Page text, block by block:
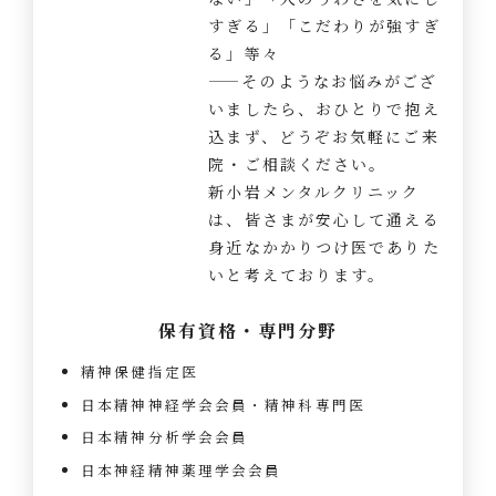
すぎる」「こだわりが強すぎ
る」等々
——そのようなお悩みがござ
いましたら、おひとりで抱え
込まず、どうぞお気軽にご来
院・ご相談ください。
新小岩メンタルクリニック
は、皆さまが安心して通える
身近なかかりつけ医でありた
いと考えております。
保有資格・専門分野
精神保健指定医
日本精神神経学会会員・精神科専門医
日本精神分析学会会員
日本神経精神薬理学会会員